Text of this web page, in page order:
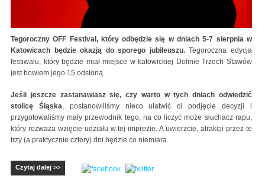
Tegoroczny OFF Festival, który odbędzie się w dniach 5-7 sierpnia w
Katowicach będzie okazją do sporego jubileuszu.Tegoroczna edycja
festiwalu, który będzie miał miejsce w katowickiej Dolinie Trzech Stawów
jest bowiem jego 15 odsłoną.
Jeśli jeszcze zastanawiasz się, czy warto w tych dniach odwiedzić
stolicę Śląska, postanowiliśmy nieco ułatwić ci podjęcie decyzji i
przygotowaliśmy mały przewodnik tego, na co liczyć może słuchacz rapu,
który rozważa wzięcie udziału w tej imprezie. A uwierzcie, atrakcji przez te
trzy (a praktycznie cztery) dni będzie co niemiara.
Czytaj dalej >>